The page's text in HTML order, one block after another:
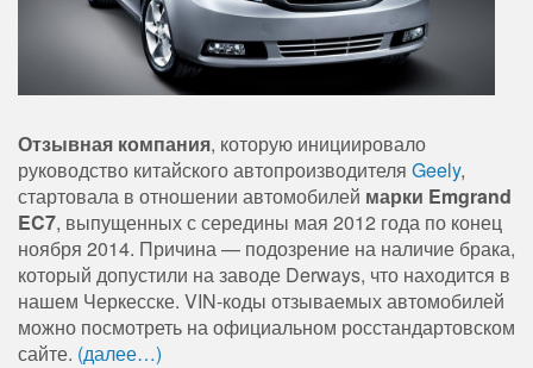
Отзывная компания, которую инициировало
руководство китайского автопроизводителя Geely,
стартовала в отношении автомобилей марки Emgrand
EC7, выпущенных с середины мая 2012 года по конец
ноября 2014. Причина — подозрение на наличие брака,
который допустили на заводе Derways, что находится в
нашем Черкесске. VIN-коды отзываемых автомобилей
можно посмотреть на официальном росстандартовском
сайте. (далее…)